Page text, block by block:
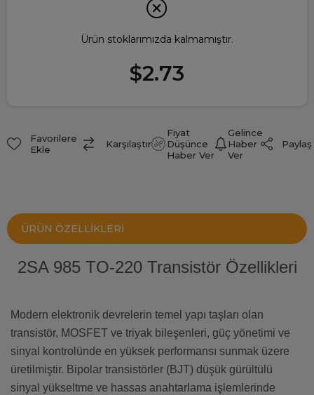
Ürün stoklarımızda kalmamıştır.
$2.73
Favorilere
Ekle
Karşılaştır
Fiyat
Düşünce
Haber Ver
Gelince
Haber
Ver
Paylaş
ÜRÜN ÖZELLIKLERI
2SA 985 TO-220 Transistör Özellikleri
Modern elektronik devrelerin temel yapı taşları olan
transistör, MOSFET ve triyak bileşenleri, güç yönetimi ve
sinyal kontrolünde en yüksek performansı sunmak üzere
üretilmiştir. Bipolar transistörler (BJT) düşük gürültülü
sinyal yükseltme ve hassas anahtarlama işlemlerinde